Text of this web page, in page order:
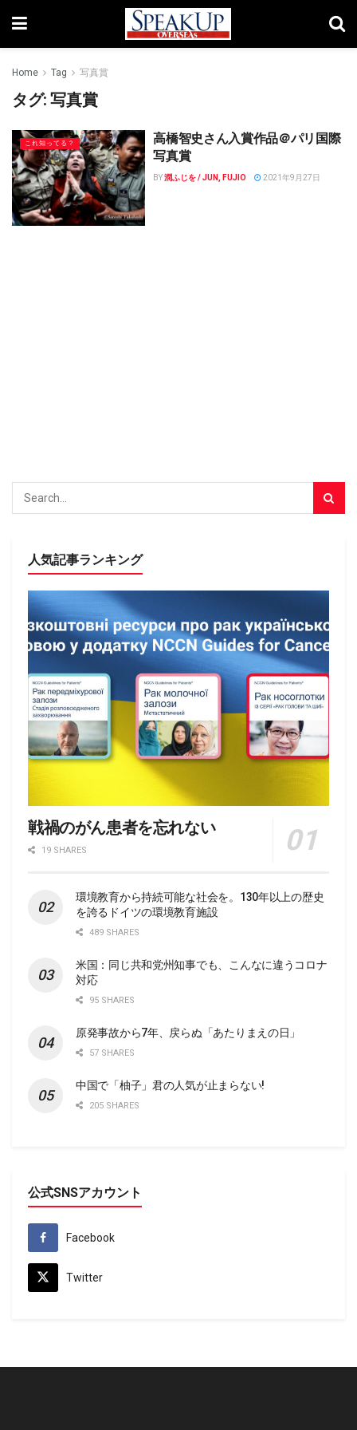
Home Tag 写真賞
タグ:写真賞
これ知ってる？
高橋智史さん入賞作品＠パリ国際
写真賞
BY潤ふじを / JUN, FUJIO 2021年9月27日
人気記事ランキング
戦禍のがん患者を忘れない
19 SHARES
環境教育から持続可能な社会を。130年以上の歴史
を誇るドイツの環境教育施設
489 SHARES
米国：同じ共和党州知事でも、こんなに違うコロナ
対応
95 SHARES
原発事故から7年、戻らぬ「あたりまえの日」
57 SHARES
中国で「柚子」君の人気が止まらない!
205 SHARES
公式SNSアカウント
Facebook
Twitter